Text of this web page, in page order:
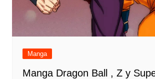
Manga
Manga Dragon Ball , Z y